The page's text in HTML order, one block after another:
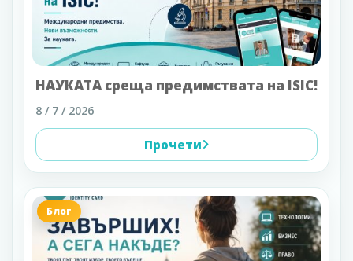
НАУКАТА среща предимствата на ISIC!
8 / 7 / 2026
Прочети
Блог